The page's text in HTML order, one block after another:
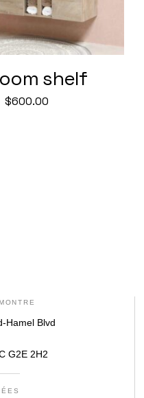
shelf
Original
price
$600.00Current
price
Hamel Blvd
G2E 2H2